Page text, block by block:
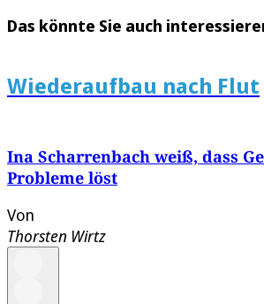
Das könnte Sie auch
Wiederaufbau nach Flut
Ina Scharrenbach weiß, dass
Probleme löst
Von
Thorsten Wirtz